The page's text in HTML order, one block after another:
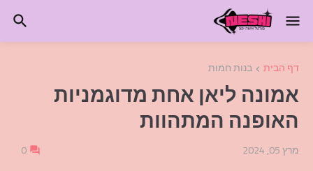
דף הבית בנות חמות
אמונה ליאן אחת מדוגמניות
האופנה המתהוות
מרץ 05, 2024 0